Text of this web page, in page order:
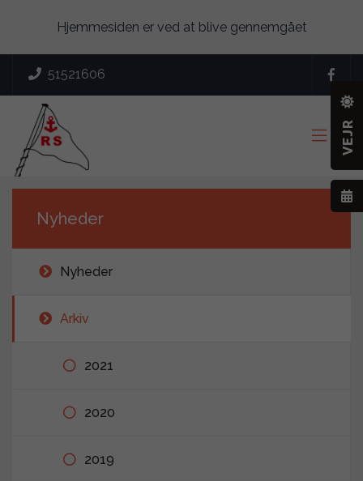
Hjemmesiden er ved at blive gennemgået
 51521606

Nyheder
Nyheder
Arkiv
2021
2020
2019
VEJR